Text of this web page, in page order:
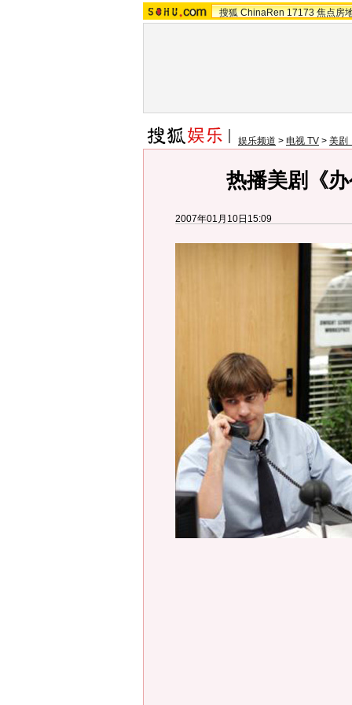
搜狐 ChinaRen 17173 焦点房
娱乐频道 > 电视 TV > 美剧
热播美剧《
2007年01月10日15:09